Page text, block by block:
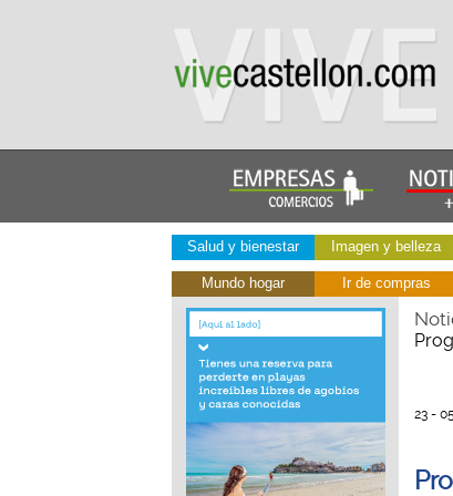
Salud y bienestar Imagen y belleza
Mundo hogar Ir de compras
23 -